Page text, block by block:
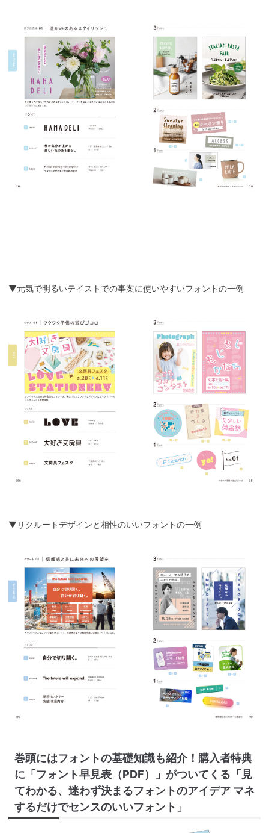
▼元気で明るいテイストでの事案に使いやすいフォントの一例
▼リクルートデザインと相性のいいフォントの一例
巻頭にはフォントの基礎知識も紹介！購入者特典
に「フォント早見表（PDF）」がついてくる「見
てわかる、迷わず決まるフォントのアイデア マネ
するだけでセンスのいいフォント」